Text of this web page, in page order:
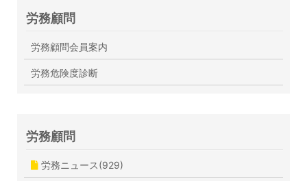
労務顧問
労務顧問会員案内
労務危険度診断
労務顧問
労務ニュース(929)